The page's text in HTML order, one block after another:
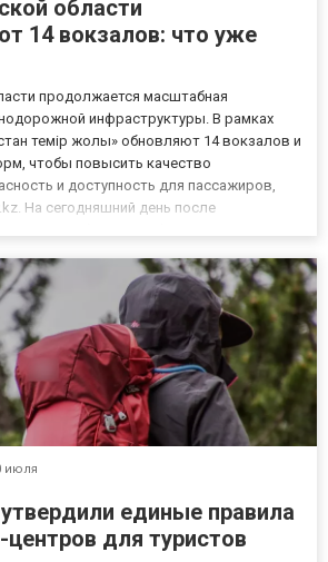
области
14 вокзалов: что уже
продолжается масштабная
инфраструктуры. В рамках
темір жолы» обновляют 14 вокзалов и
чтобы повысить качество
и доступность для пассажиров,
На сегодняшний день после
Ага...
июля
единые правила
для туристов